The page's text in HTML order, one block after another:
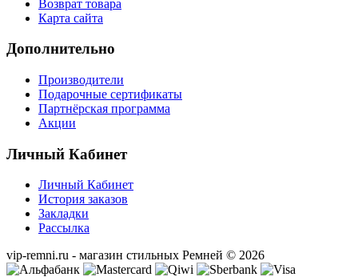
Возврат товара
Карта сайта
Дополнительно
Производители
Подарочные сертификаты
Партнёрская программа
Акции
Личный Кабинет
Личный Кабинет
История заказов
Закладки
Рассылка
vip-remni.ru - магазин стильных Ремней © 2026